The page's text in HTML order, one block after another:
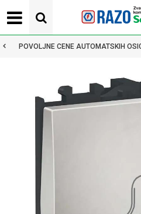
POVOLJNE CENE AUTOMATSKIH